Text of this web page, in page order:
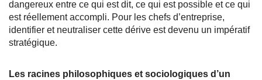
dangereux entre ce qui est dit, ce qui est possible et ce qui
est réellement accompli. Pour les chefs d’entreprise,
identifier et neutraliser cette dérive est devenu un impératif
stratégique.
Les racines philosophiques et sociologiques d’un